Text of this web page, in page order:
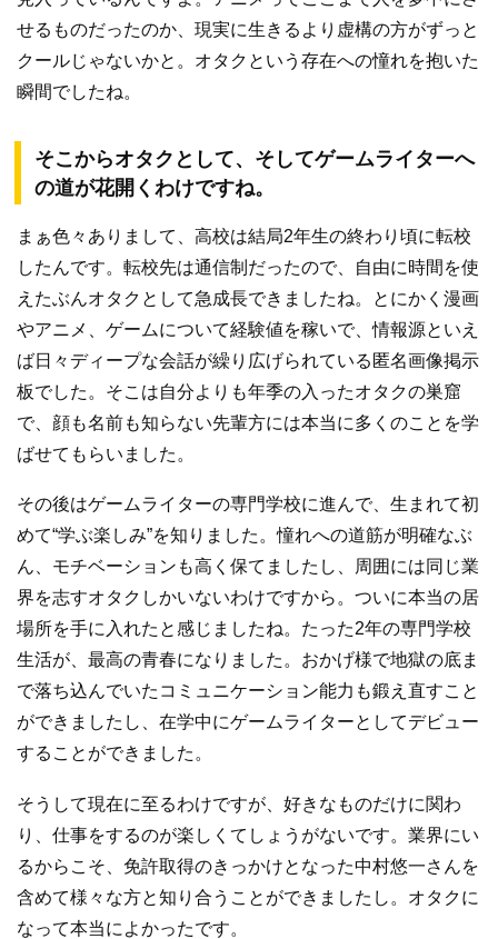
せるものだったのか、現実に生きるより虚構の方がずっと
クールじゃないかと。オタクという存在への憧れを抱いた
瞬間でしたね。
そこからオタクとして、そしてゲームライターへ
の道が花開くわけですね。
まぁ色々ありまして、高校は結局2年生の終わり頃に転校
したんです。転校先は通信制だったので、自由に時間を使
えたぶんオタクとして急成長できましたね。とにかく漫画
やアニメ、ゲームについて経験値を稼いで、情報源といえ
ば日々ディープな会話が繰り広げられている匿名画像掲示
板でした。そこは自分よりも年季の入ったオタクの巣窟
で、顔も名前も知らない先輩方には本当に多くのことを学
ばせてもらいました。
その後はゲームライターの専門学校に進んで、生まれて初
めて“学ぶ楽しみ”を知りました。憧れへの道筋が明確なぶ
ん、モチベーションも高く保てましたし、周囲には同じ業
界を志すオタクしかいないわけですから。ついに本当の居
場所を手に入れたと感じましたね。たった2年の専門学校
生活が、最高の青春になりました。おかげ様で地獄の底ま
で落ち込んでいたコミュニケーション能力も鍛え直すこと
ができましたし、在学中にゲームライターとしてデビュー
することができました。
そうして現在に至るわけですが、好きなものだけに関わ
り、仕事をするのが楽しくてしょうがないです。業界にい
るからこそ、免許取得のきっかけとなった中村悠一さんを
含めて様々な方と知り合うことができましたし。オタクに
なって本当によかったです。